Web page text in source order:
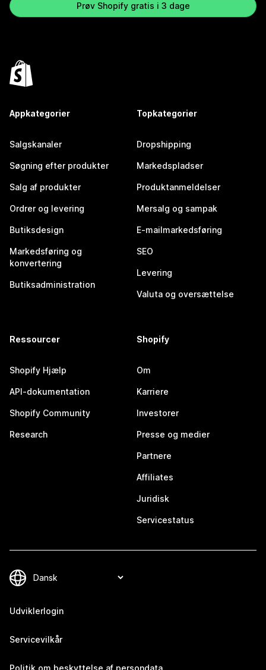
Prøv Shopify gratis i 3 dage
Appkategorier
Salgskanaler
Søgning efter produkter
Salg af produkter
Ordrer og levering
Butiksdesign
Markedsføring og
konvertering
Butiksadministration
Topkategorier
Dropshipping
Markedspladser
Produktanmeldelser
Mersalg og sampak
E-mailmarkedsføring
SEO
Levering
Valuta og oversættelse
Ressourcer
Shopify Hjælp
API-dokumentation
Shopify Community
Research
Shopify
Om
Karriere
Investorer
Presse og medier
Partnere
Affiliates
Juridisk
Servicestatus
Udviklerlogin
Servicevilkår